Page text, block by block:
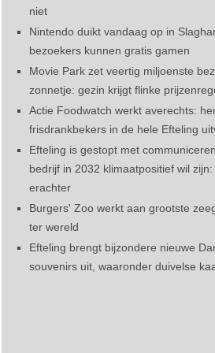
niet
Nintendo duikt vandaag op in
bezoekers kunnen gratis gamen
Movie Park zet veertig miljoenste
zonnetje: gezin krijgt flinke
Actie Foodwatch werkt averechts:
frisdrankbekers in de hele Efteling
Efteling is gestopt met
bedrijf in 2032 klimaatpositief wil
erachter
Burgers' Zoo werkt aan grootste
ter wereld
Efteling brengt bijzondere nieuwe
souvenirs uit, waaronder duivelse